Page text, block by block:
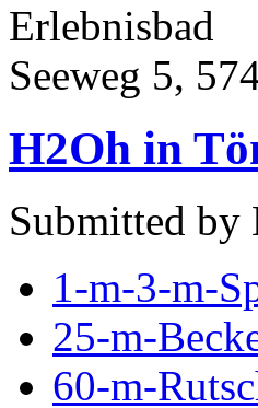
Erlebnisbad
Seeweg 5,
H2Oh in
Submitted by
1-m-3-m-
25-m-
60-m-